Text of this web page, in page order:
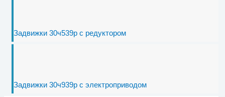
Задвижки 30ч539р с редуктором
Задвижки 30ч939р с электроприводом